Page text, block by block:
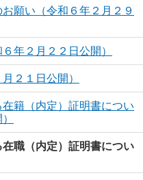
願い（令和６年２月２９
年２月２２日公開）
２１日公開）
籍（内定）証明書につい
職（内定）証明書につい